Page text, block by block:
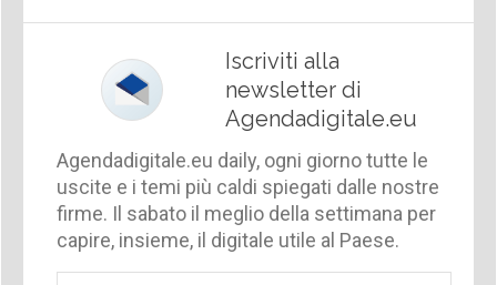
Iscriviti alla
newsletter di
Agendadigitale.eu
Agendadigitale.eu daily, ogni giorno tutte le
uscite e i temi più caldi spiegati dalle nostre
firme. Il sabato il meglio della settimana per
capire, insieme, il digitale utile al Paese.